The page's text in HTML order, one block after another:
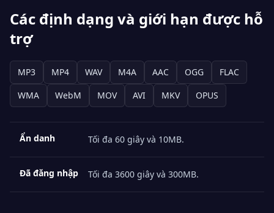
Các định dạng và giới hạn được hỗ
trợ
MP3 MP4 WAV M4A AAC OGG
FLAC
WMA
WebM MOV AVI MKV OPUS
Ẩn danh Tối đa 60 giây và 10MB.
Đã đăng nhập Tối đa 3600 giây và 300MB.